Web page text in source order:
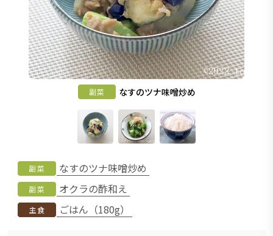
副菜 なすのツナ味噌炒め
副菜 なすのツナ味噌炒め
副菜 オクラの酢和え
主食 ごはん（180g）